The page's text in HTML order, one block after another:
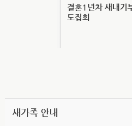
결혼1년차 새내기
도집회
새가족 안내